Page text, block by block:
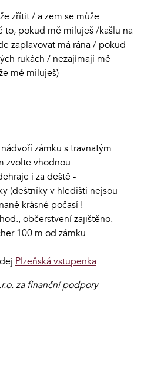
zřítit / a zem se může
to, pokud mě miluješ /kašlu na
zaplavovat má rána / pokud
rukách / nezajímají mě
mě miluješ)
zámku s travnatým
zvolte vhodnou
i za deště -
(deštníky v hledišti nejsou
krásné počasí !
občerstvení zajištěno.
100 m od zámku.
Plzeňská vstupenka
za finanční podpory